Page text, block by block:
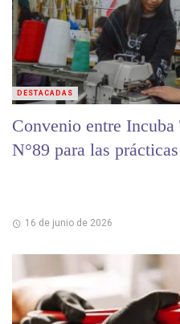
Convenio entre
N°89 para las
16 de junio de 2026
DESTACADAS